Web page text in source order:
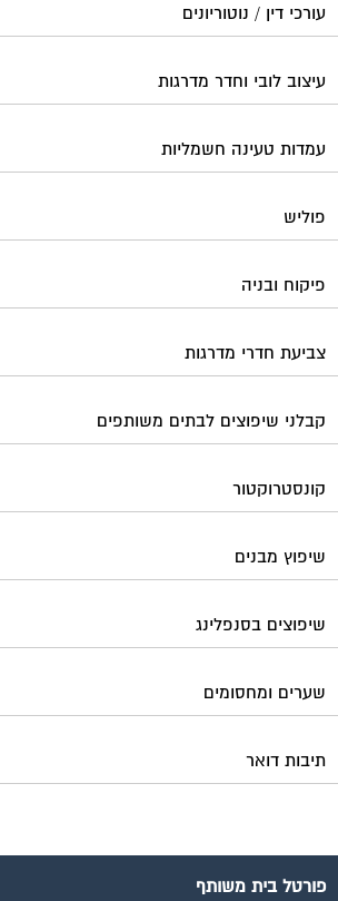
עורכי דין / נוטוריונים
עיצוב לובי וחדר מדרגות
עמדות טעינה חשמליות
פוליש
פיקוח ובניה
צביעת חדרי מדרגות
קבלני שיפוצים לבתים משותפים
קונסטרוקטור
שיפוץ מבנים
שיפוצים בסנפלינג
שערים ומחסומים
תיבות דואר
פורטל בית משותף